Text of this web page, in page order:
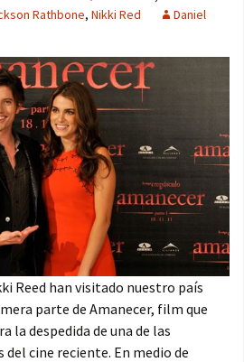
Rathbone, Nikki Red
Daniel
Reed han visitado nuestro país
parte de Amanecer, film que
la despedida de una de las
cine reciente. En medio de